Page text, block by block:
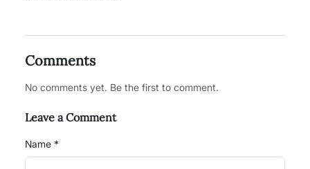
Comments
No comments yet. Be the first to comment.
Leave a Comment
Name *